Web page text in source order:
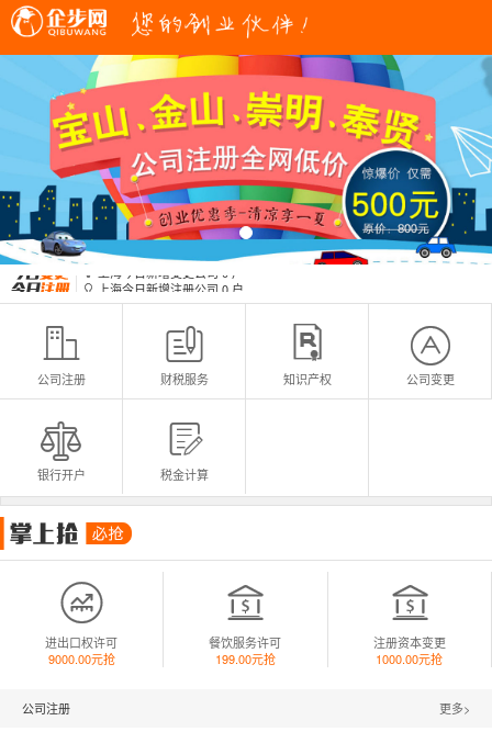
上海今日新增变更公司0 户
上海今日新增注册公司

 上海今日新增注册公司 0户

公司注册

财税服务

知识产权

公司变更

银行开户

税金计算

进出口权许可
9000.00元抢

餐饮服务许可
199.00元抢

注册资本变更
1000.00元抢
公司注册 更多>